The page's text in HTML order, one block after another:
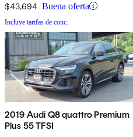
$43,694 Buena oferta
Incluye tarifas de conc.
2019 Audi Q8 quattro Premium
Plus 55 TFSI